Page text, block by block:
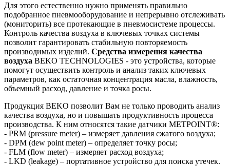
Для этого естественно нужно применять правильно
подобранное пневмооборудование и непрерывно отслеживать
(мониторить) все протекающие в пневмосистеме процессы.
Контроль качества воздуха в ключевых точках системы
позволит гарантировать стабильную повторяемость
производимых изделий. Средства измерения качества
воздуха BEKO TECHNOLOGIES - это устройства, которые
помогут осуществить контроль и анализ таких ключевых
параметров, как остаточная концентрация масла, влажность,
объемный расход, давление и точка росы.
Продукция BEKO позволит Вам не только проводить анализ
качества воздуха, но и повышать продуктивность процесса
производства. К ним относятся такие датчики METPOINT®:
- PRM (pressure meter) – измеряет давления сжатого воздуха;
- DPM (dew point meter) – определяет точку росы;
- FLM (flow meter) – измеряет расход воздуха;
- LKD (leakage) – портативное устройство для поиска утечек.